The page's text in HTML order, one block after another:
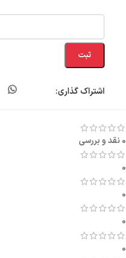
ثبت
اشتراک گذاری:
0 نقد و بررسی
0
0
0
0